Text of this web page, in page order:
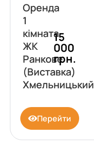
Оренда
1
кімната
ЖК
Ранкове
(Виставка)
Хмельницький
15
000
грн.
Перейти